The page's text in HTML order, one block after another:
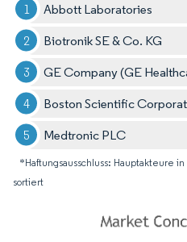
Abbott Laboratories
Biotronik SE & Co. KG
GE Company (GE
Boston Scientific
Medtronic PLC
*Haftungsausschluss: Hauptakteure
sortiert